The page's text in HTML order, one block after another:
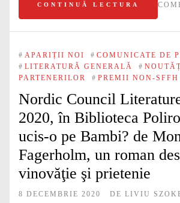
CONTINUĂ LECTURA
# APARIȚII NOI # COMUNICATE DE
# LITERATURĂ GENERALĂ #
PARTENERILOR
# PREMII NON-SFFH
Nordic Council
2020, în Biblioteca
ucis-o pe Bambi? de
Fagerholm, un roman
vinovăţie şi prietenie
8 DECEMBRIE 2020 DE LIVIU